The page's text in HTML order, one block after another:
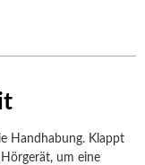
Handhabung. Klappt
um eine